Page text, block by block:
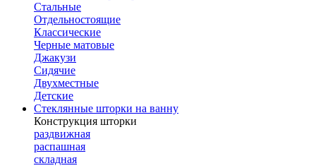
Стальные
Отдельностоящие
Классические
Черные матовые
Джакузи
Сидячие
Двухместные
Детские
Стеклянные шторки на ванну
Конструкция шторки
раздвижная
распашная
складная